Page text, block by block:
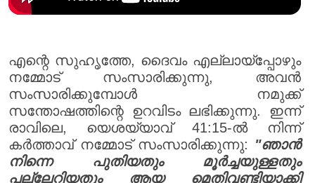
എന്റെ സുഹൃത്തേ, ദൈവം എല്ലായ്പ്പോഴും
നമ്മോട് സംസാരിക്കുന്നു, അവൻ
സംസാരിക്കുമ്പോൾ നമുക്ക്
സന്തോഷത്തിന്റെ ഉറവിടം ലഭിക്കുന്നു. ഇന്ന്
രാവിലെ, യെശയ്യാവ് 41:15-ൽ നിന്ന്
കർത്താവ് നമ്മോട് സംസാരിക്കുന്നു: "ഞാൻ
നിന്നെ പുതിയതും മൂർച്ചയുള്ളതും
പല്ലേറിയതും ആയ മെതിവണ്ടിയാക്കി